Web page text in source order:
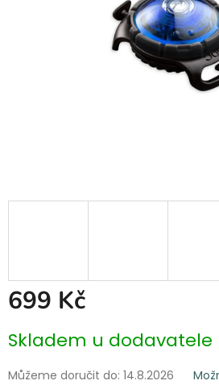
699 Kč
cena:
Skladem u dodavatele
Můžeme doručit do: 14.8.2026